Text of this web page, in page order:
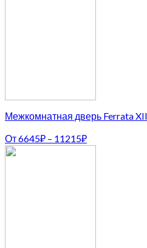
Межкомнатная дверь Ferrata
От6645₽ – 11215₽